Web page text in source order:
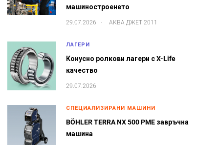
машиностроенето
29.07.2026 АКВА ДЖЕТ 2011
ЛАГЕРИ
Конусно ролкови лагери с X-Life
качество
29.07.2026
СПЕЦИАЛИЗИРАНИ МАШИНИ
BÖHLER TERRA NX 500 PME завръчна
машина